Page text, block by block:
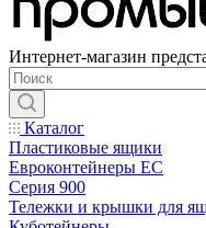
Интернет-магазин
Каталог
Пластиковые ящики
Евроконтейнеры ЕС
Серия 900
Тележки и крышки для